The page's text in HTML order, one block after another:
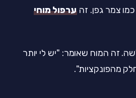
צמר גפן. זה ערפול מוחי
זה המוח שאומר: "יש לי יותר
מהפונקציות".